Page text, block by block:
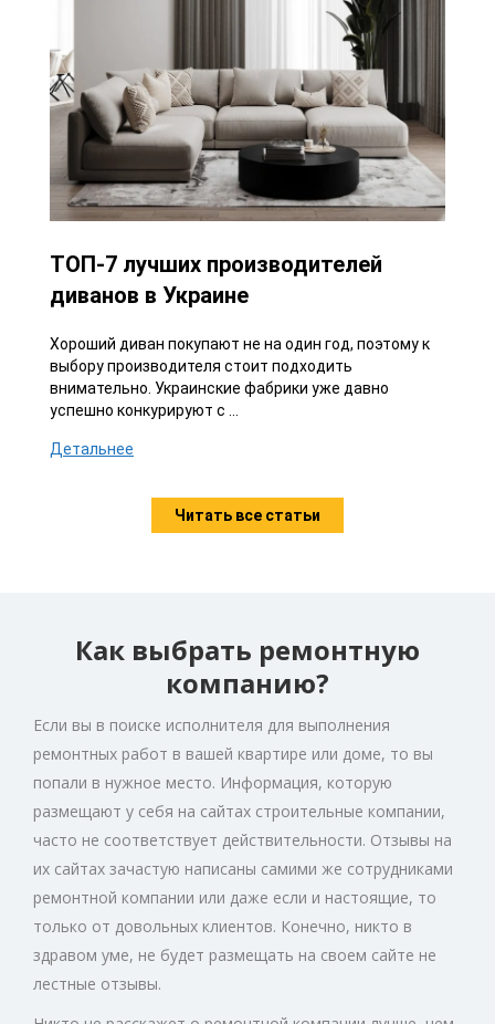
ТОП-7 лучших производителей
диванов в Украине
Хороший диван покупают не на один год, поэтому к
выбору производителя стоит подходить
внимательно. Украинские фабрики уже давно
успешно конкурируют с ...
Детальнее
Читать все статьи
Как выбрать ремонтную
компанию?
Если вы в поиске исполнителя для выполнения
ремонтных работ в вашей квартире или доме, то вы
попали в нужное место. Информация, которую
размещают у себя на сайтах строительные компании,
часто не соответствует действительности. Отзывы на
их сайтах зачастую написаны самими же сотрудниками
ремонтной компании или даже если и настоящие, то
только от довольных клиентов. Конечно, никто в
здравом уме, не будет размещать на своем сайте не
лестные отзывы.